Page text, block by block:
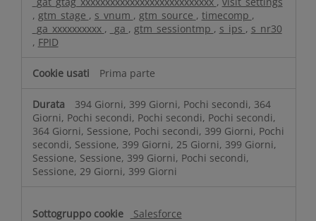
, gtm_stage , s_vnum , gtm_source , timecomp ,
_ga_xxxxxxxxxx , _ga , gtm_sessiontmp , s_ips , s_nr30
, FPID
Prima parte
394 Giorni, 399 Giorni, Pochi secondi, 364
Giorni, Pochi secondi, Pochi secondi, Pochi secondi,
364 Giorni, Sessione, Pochi secondi, 399 Giorni, Pochi
secondi, Sessione, 399 Giorni, 25 Giorni, 399 Giorni,
Sessione, Sessione, 399 Giorni, Pochi secondi,
Sessione, 29 Giorni, 399 Giorni
Salesforce